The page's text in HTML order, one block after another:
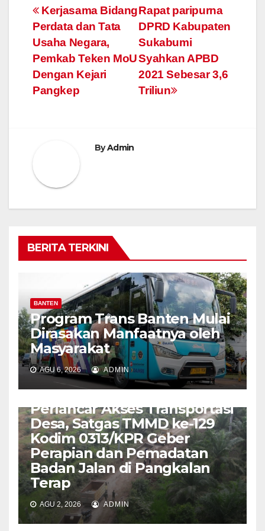
Navigasi
pos
Rapat paripurna
DPRD Kabupaten
Sukabumi
Syahkan APBD
2021 Sebesar 3,6
Triliun
Kerjasama Bidang
Perdata dan Tata
Usaha Negara,
Pemkab Teken MoU
Dengan Kejari
Pangkep
ByAdmin
BERITA TERKINI
BANTEN
Program Trans Banten Mulai
Dirasakan Manfaatnya oleh
Masyarakat
AGU 6, 2026 ADMIN
Perlancar Akses Transportasi
Desa, Satgas TMMD ke-129
Kodim 0313/KPR Geber
Perapian dan Pemadatan
Badan Jalan di Pangkalan
Terap
AGU 2, 2026 ADMIN